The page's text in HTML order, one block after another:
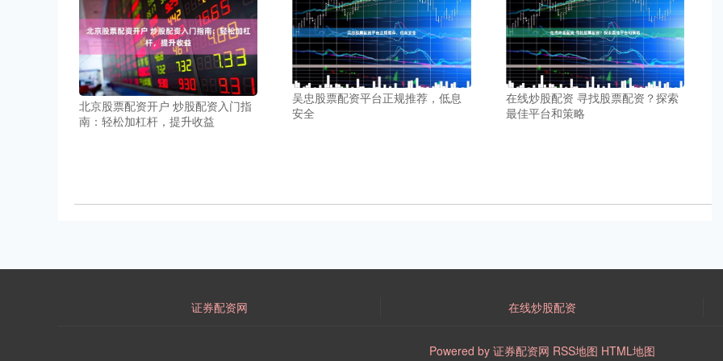
北京股票配资开户 炒股配资入门指
南：轻松加杠杆，提升收益
吴忠股票配资平台正规推荐，低息
安全
在线炒股配资 寻找股票配资？探索
最佳平台和策略
证券配资网 在线炒股配资
Powered by 证券配资网 RSS地图 HTML地图